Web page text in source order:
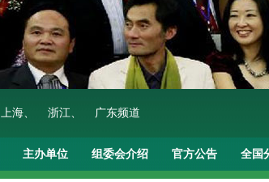
上海、 浙江、 广东频道
主办单位 组委会介绍 官方公告 全国